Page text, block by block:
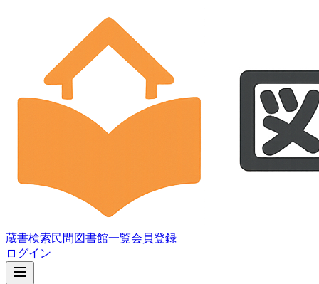
蔵書検索民間図書館一覧会員登録
ログイン